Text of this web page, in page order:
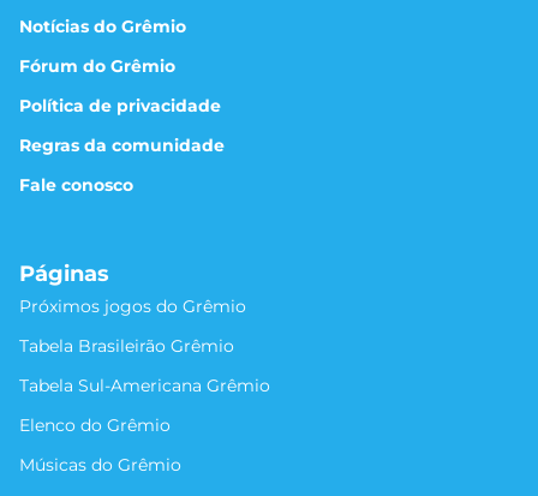
Notícias do Grêmio
Fórum do Grêmio
Política de privacidade
Regras da comunidade
Fale conosco
Páginas
Próximos jogos do Grêmio
Tabela Brasileirão Grêmio
Tabela Sul-Americana Grêmio
Elenco do Grêmio
Músicas do Grêmio